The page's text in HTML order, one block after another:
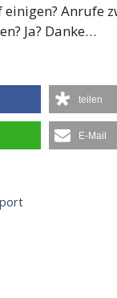
Anrufe
Ja? Danke…
teilen
E-Mail